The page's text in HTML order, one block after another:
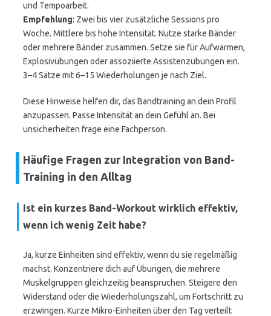
und Tempoarbeit.
Empfehlung: Zwei bis vier zusätzliche Sessions pro
Woche. Mittlere bis hohe Intensität. Nutze starke Bänder
oder mehrere Bänder zusammen. Setze sie für Aufwärmen,
Explosivübungen oder assoziierte Assistenzübungen ein.
3–4 Sätze mit 6–15 Wiederholungen je nach Ziel.
Diese Hinweise helfen dir, das Bandtraining an dein Profil
anzupassen. Passe Intensität an dein Gefühl an. Bei
unsicherheiten frage eine Fachperson.
Häufige Fragen zur Integration von Band-
Training in den Alltag
Ist ein kurzes Band-Workout wirklich effektiv,
wenn ich wenig Zeit habe?
Ja, kurze Einheiten sind effektiv, wenn du sie regelmäßig
machst. Konzentriere dich auf Übungen, die mehrere
Muskelgruppen gleichzeitig beanspruchen. Steigere den
Widerstand oder die Wiederholungszahl, um Fortschritt zu
erzwingen. Kurze Mikro-Einheiten über den Tag verteilt